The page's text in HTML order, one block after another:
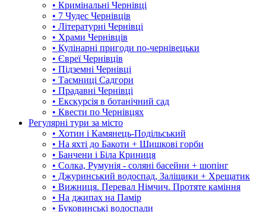
• Кримінальні Чернівці
• 7 Чудес Чернівців
• Літературні Чернівці
• Храми Чернівців
• Кулінарні пригоди по-чернівецьки
• Євреї Чернівців
• Підземні Чернівці
• Таємниці Садгори
• Прадавні Чернівці
• Екскурсія в ботанічний сад
• Квести по Чернівцях
Регулярні тури за місто
• Хотин і Камянець-Подільський
• На яхті до Бакоти + Шишкові горби
• Банчени і Біла Криниця
• Солка, Румунія - соляні басейни + шопінг
• Джуринський водоспад, Заліщики + Хрещатик
• Вижниця. Перевал Німчич. Протяте каміння
• На джипах на Памір
• Буковинські водоспади